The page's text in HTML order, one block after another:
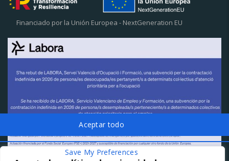
Financiado por la Unión Europea - NextGeneration EU